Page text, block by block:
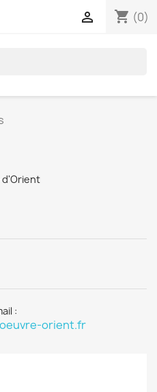
shopping_cart (0)

d'Orient
:
orient.fr